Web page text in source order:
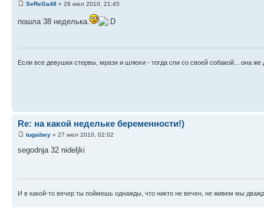
SeReGa48 » 26 июл 2010, 21:45
пошла 38 неделька.
Если все девушки стервы, мрази и шлюхи - тогда спи со своей собакой... она же
Re: на какой недельке беременности!)
tugaibey » 27 июл 2010, 02:02
segodnja 32 nideljki
И в какой-то вечер ты поймешь однажды, что никто не вечен, не живем мы